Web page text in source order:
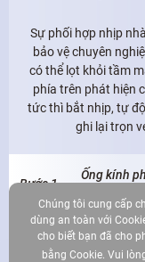
Sự phối hợp nhịp
bảo vệ chuyên
có thể lọt khỏi tầm
phía trên phát hiện
tức thì bắt nhịp, tự
ghi lại trọn
Bước 1
Ống kính
Chúng tôi cung cấp
dùng an toàn với
cho biết bạn đã cho
bằng Cookie. Vui